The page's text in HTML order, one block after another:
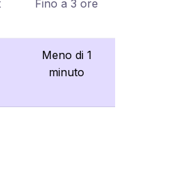
Fino a 3 ore
Meno di 1
minuto